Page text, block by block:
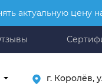
актуальную цену
г. Королёв,